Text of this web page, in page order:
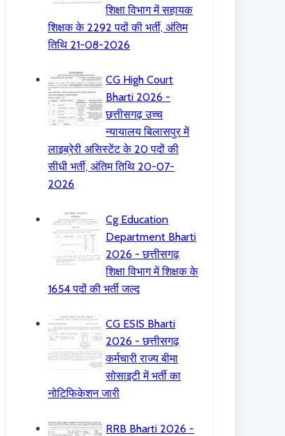
शिक्षा विभाग में सहायक
शिक्षक के 2292 पदों की भर्ती, अंतिम
तिथि 21-08-2026
CG High Court
Bharti 2026 -
छत्तीसगढ़ उच्च
न्यायालय बिलासपुर में
लाइब्रेरी असिस्टेंट के 20 पदों की
सीधी भर्ती, अंतिम तिथि 20-07-
2026
Cg Education
Department Bharti
2026 - छत्तीसगढ़
शिक्षा विभाग में शिक्षक के
1654 पदों की भर्ती जल्द
CG ESIS Bharti
2026 - छत्तीसगढ़
कर्मचारी राज्य बीमा
सोसाइटी में भर्ती का
नोटिफिकेशन जारी
RRB Bharti 2026 -